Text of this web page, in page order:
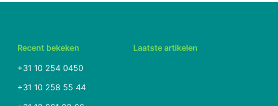
Recent bekeken
+31 10 254 0450
+31 10 258 55 44
Laatste artikelen